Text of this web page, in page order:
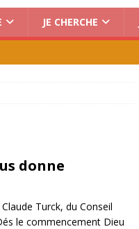
JE CHERCHE
prière, du 14 au 18
le Père Denis Broussat.
donne
Turck, du Conseil
le commencement Dieu